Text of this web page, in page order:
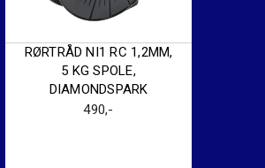
RØRTRÅD NI1 RC 1,2MM,
5 KG SPOLE,
DIAMONDSPARK
490,-